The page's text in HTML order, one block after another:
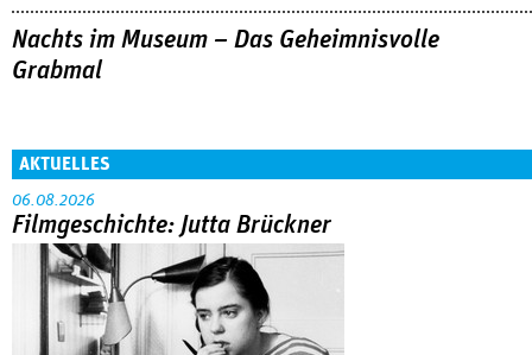
Nachts im Museum – Das Geheimnisvolle
Grabmal
AKTUELLES
06.08.2026
Filmgeschichte: Jutta Brückner